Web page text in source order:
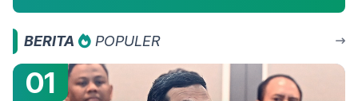
BERITA POPULER
01